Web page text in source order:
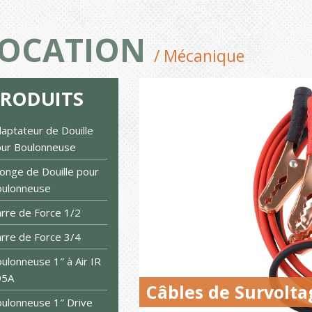
/ Mécanique
de Douille
Boulonneuse
de Douille pour
de Force 1/2
de Force 3/4
1″ à Air IR
1″ Drive
Câbles de